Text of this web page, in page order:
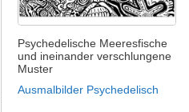
Psychedelische Meeresfische
und ineinander verschlungene
Muster
Ausmalbilder Psychedelisch